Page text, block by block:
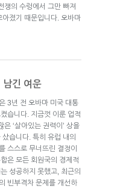
쟁의 수렁에서 그만 빠져
졌기 때문입니다. 오바마
남긴 여운
3년 전 오바마 미국 대통
습니다. 지금껏 이룬 업적
‘살아있는 권력이’ 상을
습니다. 특히 유럽 내의
스스로 무너뜨린 결정이
은 모든 회원국의 경제적
성공하지 못했고, 최근의
빈부격차 문제를 개선하